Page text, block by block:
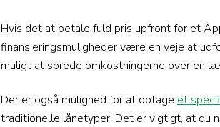
Hvis det at betale fuld pris upfront for et
finansieringsmuligheder være en veje at
muligt at sprede omkostningerne over en
Der er også mulighed for at optage et
traditionelle lånetyper. Det er vigtigt, at du